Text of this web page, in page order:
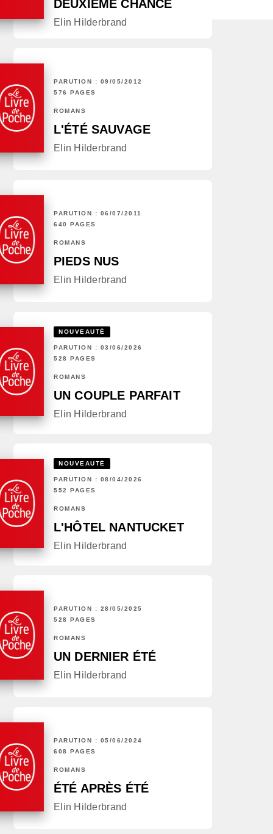
DEUXIÈME CHANCE
Elin Hilderbrand
PARUTION : 09/05/2012
576 PAGES
ROMANS
L'ÉTÉ SAUVAGE
Elin Hilderbrand
PARUTION : 06/07/2011
640 PAGES
ROMANS
PIEDS NUS
Elin Hilderbrand
NOUVEAUTÉ
PARUTION : 03/06/2026
528 PAGES
ROMANS
UN COUPLE PARFAIT
Elin Hilderbrand
NOUVEAUTÉ
PARUTION : 08/04/2026
552 PAGES
ROMANS
L'HÔTEL NANTUCKET
Elin Hilderbrand
PARUTION : 28/05/2025
528 PAGES
ROMANS
UN DERNIER ÉTÉ
Elin Hilderbrand
PARUTION : 05/06/2024
608 PAGES
ROMANS
ÉTÉ APRÈS ÉTÉ
Elin Hilderbrand